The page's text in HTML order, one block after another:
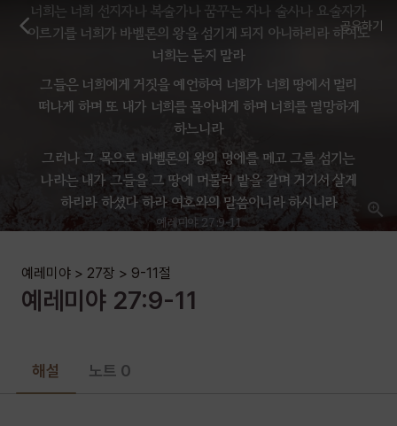
공유하기
너희는 너희 선지자나 복술가나 꿈꾸는 자나 술사나 요술자가
이르기를 너희가 바벨론의 왕을 섬기게 되지 아니하리라 하여도
너희는 듣지 말라
그들은 너희에게 거짓을 예언하여 너희가 너희 땅에서 멀리
떠나게 하며 또 내가 너희를 몰아내게 하며 너희를 멸망하게
하느니라
그러나 그 목으로 바벨론의 왕의 멍에를 메고 그를 섬기는
나라는 내가 그들을 그 땅에 머물러 밭을 갈며 거기서 살게
하리라 하셨다 하라 여호와의 말씀이니라 하시니라
예레미야 27:9-11
예레미야 > 27장 > 9-11절
예레미야 27:9-11
해설 노트 0